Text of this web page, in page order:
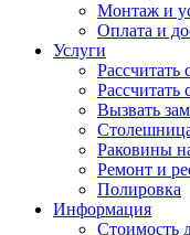
Монтаж и
Оплата и
Услуги
Рассчитать
Вызвать
Раковины
Ремонт и
Полировка
Информация
Стоимость